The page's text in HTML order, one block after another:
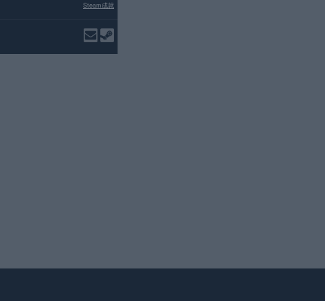
Steam成就